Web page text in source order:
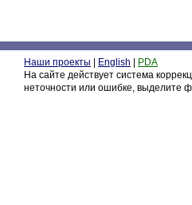
Наши проекты English
PDA
На сайте действует система
неточности или ошибке, выделите